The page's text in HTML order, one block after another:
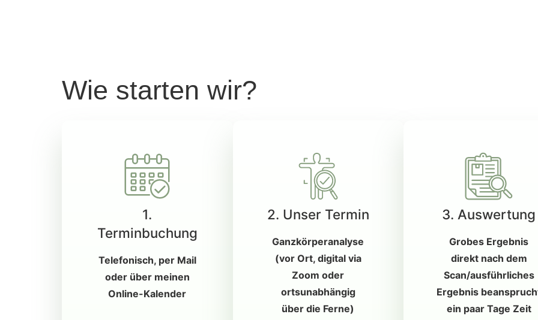
Wie starten wir?
1.
Terminbuchung
Telefonisch, per Mail
oder über meinen
Online-Kalender
2. Unser Termin
Ganzkörperanalyse
(vor Ort, digital via
Zoom oder
ortsunabhängig
über die Ferne)
3. Auswertung
Grobes Ergebnis
direkt nach dem
Scan/ausführliches
Ergebnis
ein paar Tage Zeit